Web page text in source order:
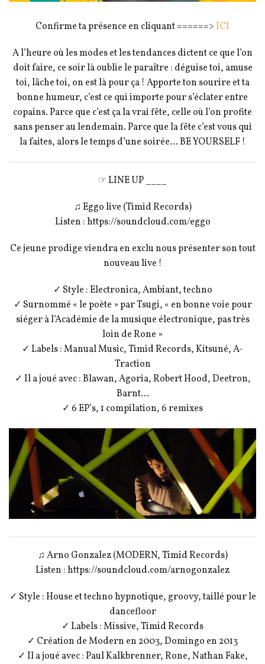
Confirme ta présence en cliquant ======> ICI
A l’heure où les modes et les tendances dictent ce que l’on
doit faire, ce soir là oublie le paraître : déguise toi, amuse
toi, lâche toi, on est là pour ça ! Apporte ton sourire et ta
bonne humeur, c’est ce qui importe pour s’éclater entre
copains. Parce que c’est ça la vrai fête, celle où l’on profite
sans penser au lendemain. Parce que la fête c’est vous qui
la faites, alors le temps d’une soirée… BE YOURSELF !
☞ LINE UP ____
♫ Eggo live (Timid Records)
Listen : https://soundcloud.com/eggo
Ce jeune prodige viendra en exclu nous présenter son tout
nouveau live !
✓ Style : Electronica, Ambiant, techno
✓ Surnommé « le poète » par Tsugi, « en bonne voie pour
siéger à l’Académie de la musique électronique, pas très
loin de Rone »
✓ Labels : Manual Music, Timid Records, Kitsuné, A-
Traction
✓ Il a joué avec : Blawan, Agoria, Robert Hood, Deetron,
Barnt…
✓ 6 EP’s, 1 compilation, 6 remixes
♫ Arno Gonzalez (MODERN, Timid Records)
Listen : https://soundcloud.com/arnogonzalez
✓ Style : House et techno hypnotique, groovy, taillé pour le
dancefloor
✓ Labels : Missive, Timid Records
✓ Création de Modern en 2003, Domingo en 2013
✓ Il a joué avec : Paul Kalkbrenner, Rone, Nathan Fake,